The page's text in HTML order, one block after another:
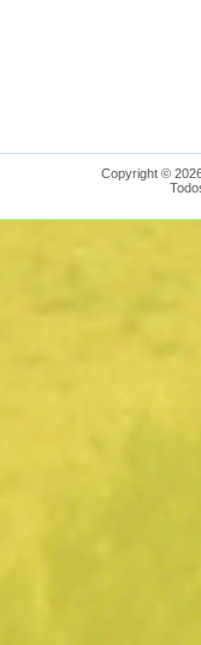
Copyright ©